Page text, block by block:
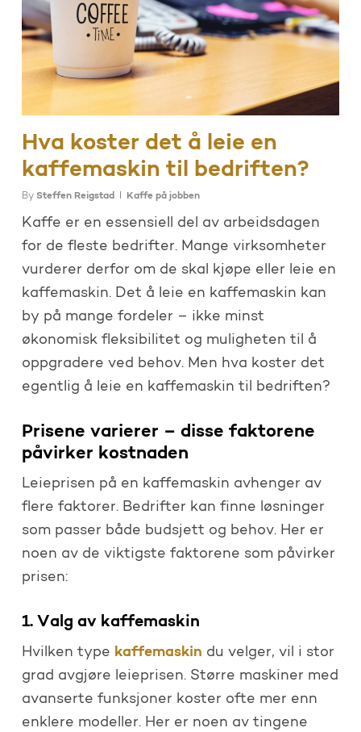
Hva koster det å leie en
kaffemaskin til bedriften?
By Steffen Reigstad Kaffe på jobben
Kaffe er en essensiell del av arbeidsdagen
for de fleste bedrifter. Mange virksomheter
vurderer derfor om de skal kjøpe eller leie en
kaffemaskin. Det å leie en kaffemaskin kan
by på mange fordeler – ikke minst
økonomisk fleksibilitet og muligheten til å
oppgradere ved behov. Men hva koster det
egentlig å leie en kaffemaskin til bedriften?
Prisene varierer – disse faktorene
påvirker kostnaden
Leieprisen på en kaffemaskin avhenger av
flere faktorer. Bedrifter kan finne løsninger
som passer både budsjett og behov. Her er
noen av de viktigste faktorene som påvirker
prisen:
1. Valg av kaffemaskin
Hvilken type kaffemaskin du velger, vil i stor
grad avgjøre leieprisen. Større maskiner med
avanserte funksjoner koster ofte mer enn
enklere modeller. Her er noen av tingene